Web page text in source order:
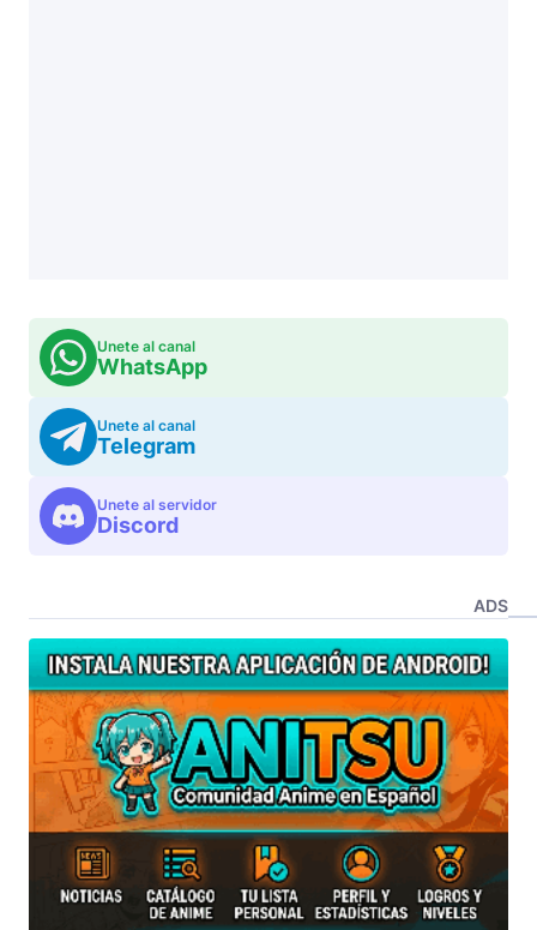
Unete al canal
WhatsApp
Unete al canal
Telegram
Unete al servidor
Discord
ADS